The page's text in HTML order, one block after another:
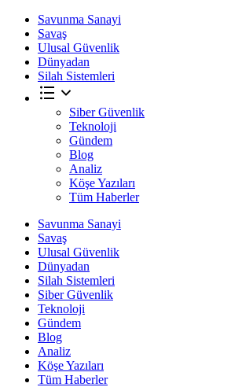
Savunma Sanayi
Savaş
Ulusal Güvenlik
Dünyadan
Silah Sistemleri
Siber Güvenlik
Teknoloji
Gündem
Blog
Analiz
Köşe Yazıları
Tüm Haberler
Savunma Sanayi
Savaş
Ulusal Güvenlik
Dünyadan
Silah Sistemleri
Siber Güvenlik
Teknoloji
Gündem
Blog
Analiz
Köşe Yazıları
Tüm Haberler